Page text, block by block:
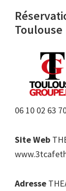
Toulouse
06 10 02 63
Site Web
Adresse